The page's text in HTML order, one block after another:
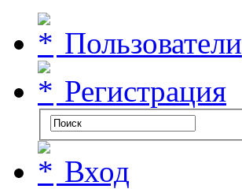
Пользователи
Регистрация
Вход